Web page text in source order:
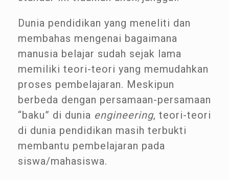
Dunia pendidikan yang meneliti dan
membahas mengenai bagaimana
manusia belajar sudah sejak lama
memiliki teori-teori yang memudahkan
proses pembelajaran. Meskipun
berbeda dengan persamaan-persamaan
“baku” di dunia engineering, teori-teori
di dunia pendidikan masih terbukti
membantu pembelajaran pada
siswa/mahasiswa.